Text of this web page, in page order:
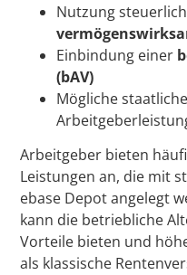
Nutzung
Einbindung einer
(bAV)
Mögliche
Arbeitgeber bieten
Leistungen an, die mit
ebase Depot angelegt
kann die betriebliche
Vorteile bieten und
als klassische